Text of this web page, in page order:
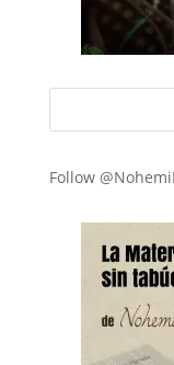
Follow